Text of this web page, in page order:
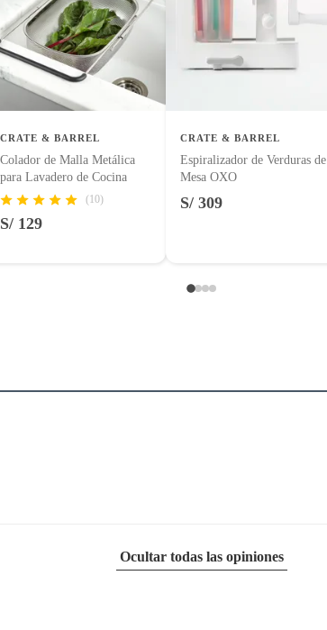
CRATE & BARREL
Colador de Malla Metálica
para Lavadero de Cocina
(10)
S/ 129
CRATE & BARREL
Espiralizador de Verduras de
Mesa OXO
S/ 309
Ocultar todas las opiniones